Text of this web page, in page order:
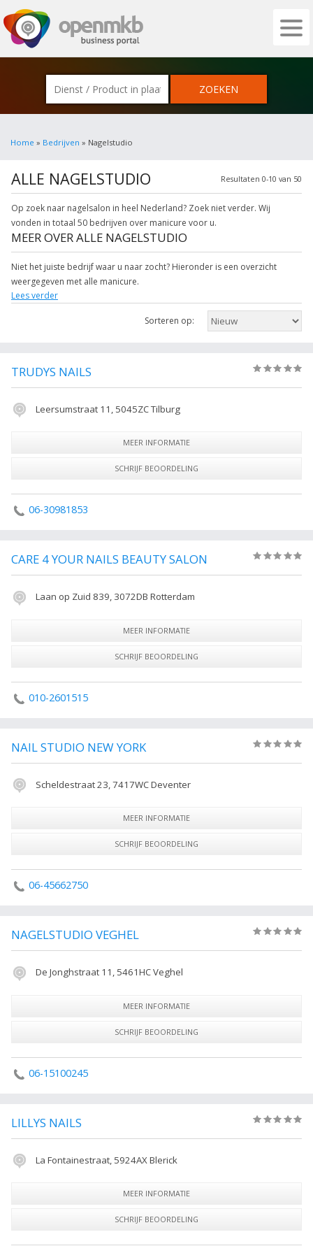
OPENMKB - DE ZAKELIJKE PORTAL
Home » Bedrijven » Nagelstudio
Resultaten 0-10 van 50
ALLE NAGELSTUDIO
Op zoek naar nagelsalon in heel Nederland? Zoek niet verder. Wij
vonden in totaal 50 bedrijven over manicure voor u.
MEER OVER ALLE NAGELSTUDIO
Niet het juiste bedrijf waar u naar zocht? Hieronder is een overzicht
weergegeven met alle manicure.
Wilt u meer weten over pedicure? Klik op het item om meer over de
onderneming te weten te komen of hoe u contact kunt opnemen. Ook
De volgende trefwoorden vallen ook onder deze bedrijven rubriek:
Lees verder
Sorteren op:
TRUDYS NAILS
Leersumstraat 11, 5045ZC Tilburg
MEER INFORMATIE
SCHRIJF BEOORDELING
06-30981853
CARE 4 YOUR NAILS BEAUTY SALON
Laan op Zuid 839, 3072DB Rotterdam
MEER INFORMATIE
SCHRIJF BEOORDELING
010-2601515
NAIL STUDIO NEW YORK
Scheldestraat 23, 7417WC Deventer
MEER INFORMATIE
SCHRIJF BEOORDELING
06-45662750
NAGELSTUDIO VEGHEL
De Jonghstraat 11, 5461HC Veghel
MEER INFORMATIE
SCHRIJF BEOORDELING
06-15100245
LILLYS NAILS
La Fontainestraat, 5924AX Blerick
MEER INFORMATIE
SCHRIJF BEOORDELING